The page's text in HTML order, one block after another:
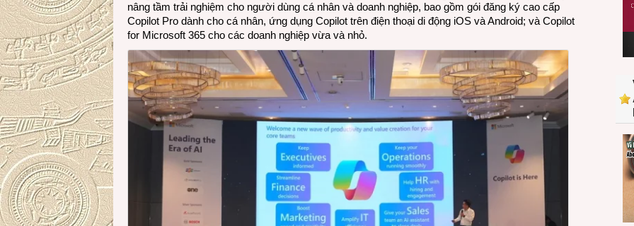
tiến
nâng tầm trải nghiệm cho người dùng cá nhân và doanh nghiệp, bao gồm gói đăng ký cao cấp
Copilot Pro dành cho cá nhân, ứng dụng Copilot trên điện thoại di động iOS và Android; và Copilot
for Microsoft 365 cho các doanh nghiệp vừa và nhỏ.